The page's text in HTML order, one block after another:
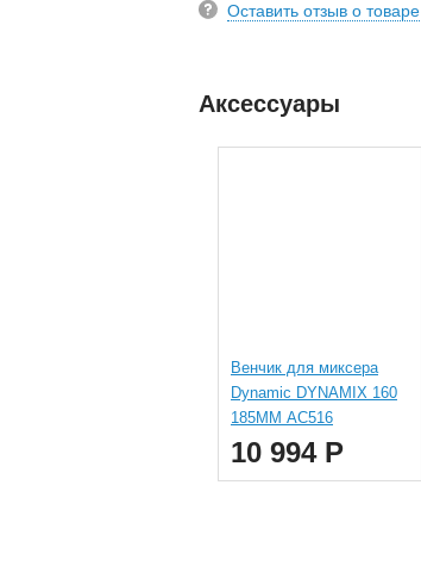
Оставить отзыв о товаре
Аксессуары
Венчик для миксера
Dynamic DYNAMIX 160
185ММ AC516
10 994 Р